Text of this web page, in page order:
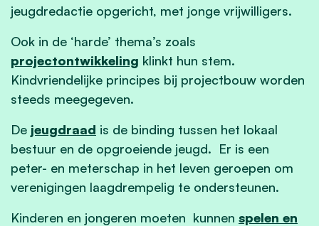
jeugdredactie opgericht, met jonge vrijwilligers.
Ook in de ‘harde’ thema’s zoals
projectontwikkeling klinkt hun stem.
Kindvriendelijke principes bij projectbouw worden
steeds meegegeven.
De jeugdraad is de binding tussen het lokaal
bestuur en de opgroeiende jeugd. Er is een
peter- en meterschap in het leven geroepen om
verenigingen laagdrempelig te ondersteunen.
Kinderen en jongeren moeten kunnen spelen en